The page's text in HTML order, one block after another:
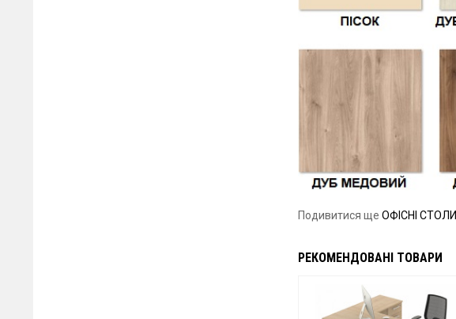
Подивитися ще ОФІСНІ СТОЛИ
РЕКОМЕНДОВАНІ ТОВАРИ